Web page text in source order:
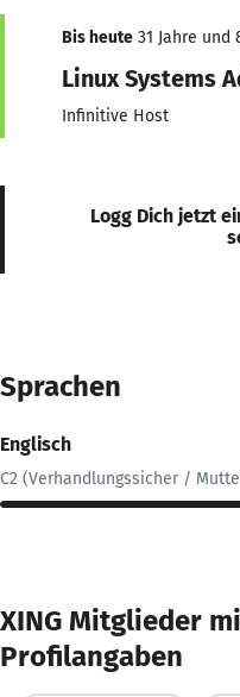
Bis heute 31 Jahre und
Linux Systems
Infinitive Host
Logg Dich jetzt
Sprachen
Englisch
C2 (Verhandlungssicher /
XING Mitglieder
Profilangaben